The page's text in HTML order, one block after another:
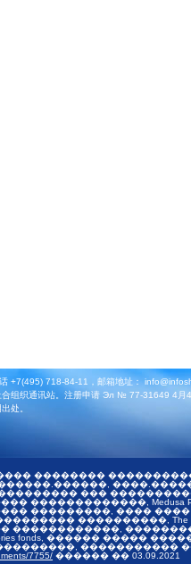
+7(495) 718-84-11，邮箱地址：
合组织通讯站。注册申请 Эл № 77-31649 4月
处。
��������
��������� ���
�������������, Medusa
���������, ����
����������,
������������,
fonds, ������ �����
�����������
7755/ ������ �� 03.09.2021